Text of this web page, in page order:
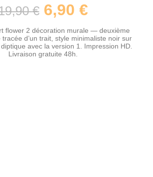
€ 6,90 €
flower 2 décoration murale — deuxième
d’un trait, style minimaliste noir sur
avec la version 1. Impression HD.
Livraison gratuite 48h.